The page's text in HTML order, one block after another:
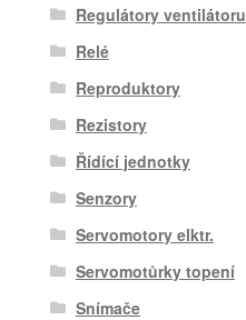
Regulátory ventilátoru
Relé
Reproduktory
Rezistory
Řídící jednotky
Senzory
Servomotory elktr.
Servomotůrky topení
Snímače